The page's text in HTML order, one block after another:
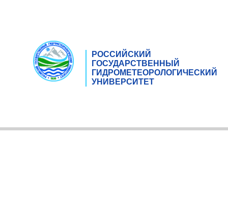
РОССИЙСКИЙ
ГОСУДАРСТВЕННЫЙ
ГИДРОМЕТЕОРОЛОГИЧЕСКИЙ
УНИВЕРСИТЕТ